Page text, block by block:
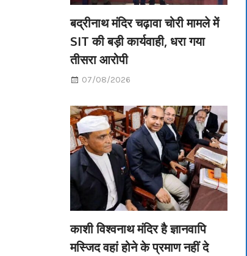
बद्रीनाथ मंदिर चढ़ावा चोरी मामले में
SIT की बड़ी कार्यवाही, धरा गया
तीसरा आरोपी
07/08/2026
काशी विश्वनाथ मंदिर है ज्ञानवापि
मस्जिद वहां होने के प्रमाण नहीं दे